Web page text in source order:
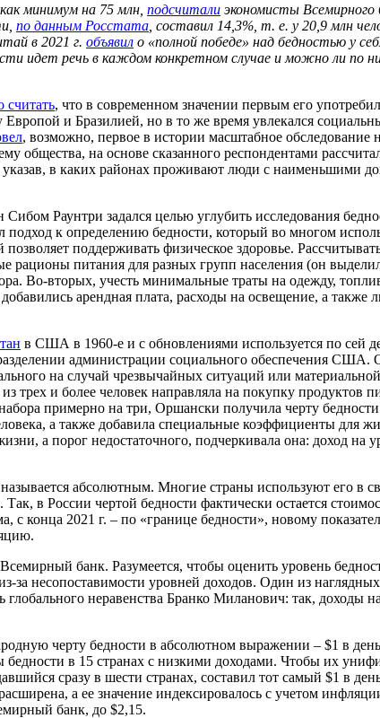
минимум на 75 млн, подсчитали экономисты Всемирного
по данным Росстата , составил 14,3%, т. е. у 20,9 млн
в 2021 г. объявил о «полной победе» над бедностью у
идет речь в каждом конкретном случае и можно ли по
считать, что в современном значении первым его
и Бразилией, но в то же время увлекался
, возможно, первое в истории масштабное обследование
на основе сказанного респондентами
в каких районах проживают люди с наименьшими
Раунтри задался целью углубить исследования
к определению бедности, который во многом
поддерживать физическое здоровье.
рационы питания для разных групп населения (он
Во-вторых, учесть минимальные траты на одежду,
арендная плата, расходы на освещение, а также
в США в 1960-е и с обновлениями используется по сей
администрации социального обеспечения США.
на случай чрезвычайных ситуаций или
трех и более человек направляла на покупку продуктов
примерно на три, Оршански получила черту бедности
а также добавила специальные коэффициенты для
а порог недостаточного, подчеркивала она: доход на
абсолютным. Многие страны используют его в
в России чертой бедности фактически остается
с конца 2021 г. – по «границе бедности», новому
банк. Разумеется, чтобы оценить уровень
за несопоставимости уровней доходов. Один из
глобального неравенства Бранко Миланович: так, доходы
черту бедности в абсолютном выражении – $1 в
в 15 странах с низкими доходами. Чтобы их
сразу в шести странах, составил тот самый $1 в
а ее значение индексировалось с учетом
банк, до $2,15.